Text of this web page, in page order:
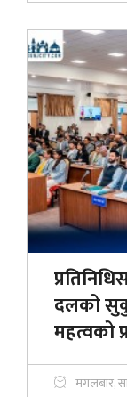
दलको
महत्वको
मंगलबार,